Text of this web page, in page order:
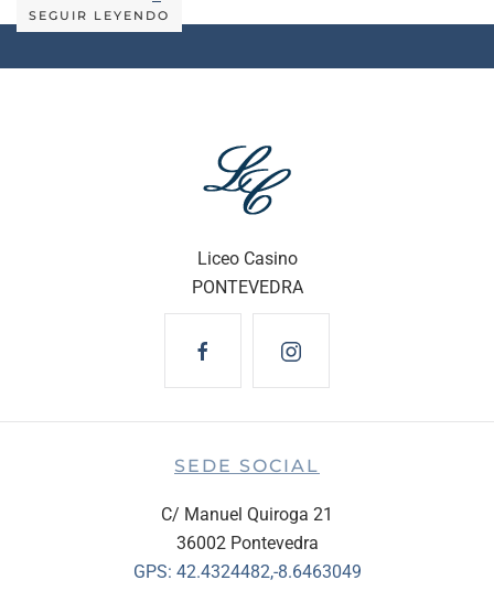
SEGUIR LEYENDO
Liceo Casino
PONTEVEDRA
SEDE SOCIAL
C/ Manuel Quiroga 21
36002 Pontevedra
GPS: 42.4324482,-8.6463049